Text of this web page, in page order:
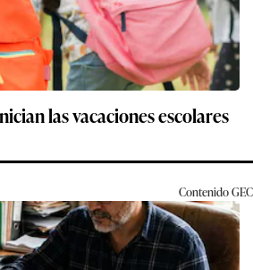
las vacaciones escolares
ContenidoGEC